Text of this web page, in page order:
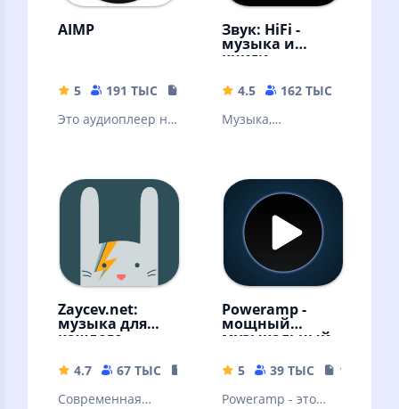
AIMP
5 191 ТЫС
19.34 MB
Это аудиоплеер на
Android
Звук: HiFi -
музыка и
книги
4.5 162 ТЫС
Музыка,
интернета!
Скачивайте песни
и слушайте
оффлайн
Zaycev.net:
музыка для
каждого
4.7 67 ТЫС
54.18 MB
Современная
Poweramp -
мощный
музыкальный
5 39 ТЫС
18.69 MB
Poweramp - это